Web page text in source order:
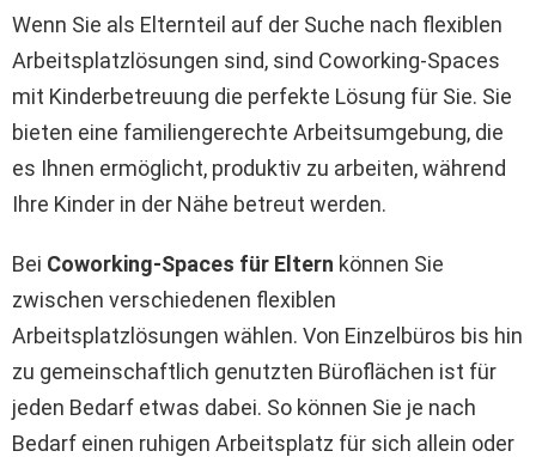
Wenn Sie als Elternteil auf der Suche nach flexiblen
Arbeitsplatzlösungen sind, sind Coworking-Spaces
mit Kinderbetreuung die perfekte Lösung für Sie. Sie
bieten eine familiengerechte Arbeitsumgebung, die
es Ihnen ermöglicht, produktiv zu arbeiten, während
Ihre Kinder in der Nähe betreut werden.
Bei Coworking-Spaces für Eltern können Sie
zwischen verschiedenen flexiblen
Arbeitsplatzlösungen wählen. Von Einzelbüros bis hin
zu gemeinschaftlich genutzten Büroflächen ist für
jeden Bedarf etwas dabei. So können Sie je nach
Bedarf einen ruhigen Arbeitsplatz für sich allein oder